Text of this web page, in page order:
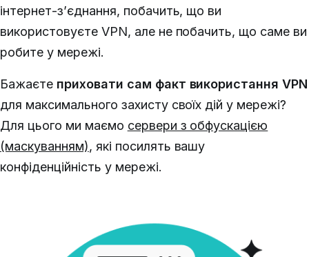
інтернет-з’єднання, побачить, що ви
використовуєте VPN, але не побачить, що саме ви
робите у мережі.
Бажаєте приховати сам факт використання VPN
для максимального захисту своїх дій у мережі?
Для цього ми маємо сервери з обфускацією
(маскуванням), які посилять вашу
конфіденційність у мережі.